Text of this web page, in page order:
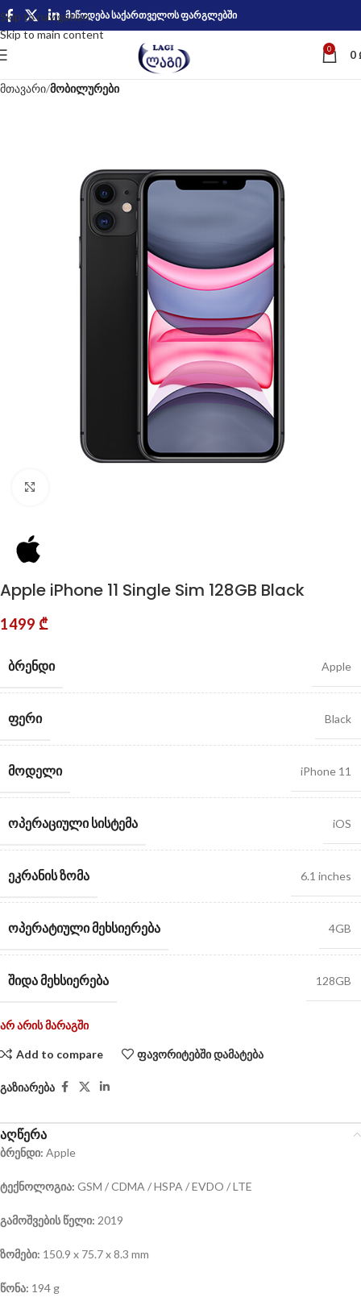
Skip to navigation
Skip to main content
მიწოდება საქართველოს ფარგლებში
0 0
მთავარი მობილურები
Apple iPhone 11 Single Sim 128GB Black
1499 ₾
ᲑᲠᲔᲜᲓᲘ Apple
ᲤᲔᲠᲘ Black
ᲛᲝᲓᲔᲚᲘ iPhone 11
ᲝᲞᲔᲠᲐᲪᲘᲣᲚᲘ ᲡᲘᲡᲢᲔᲛᲐ iOS
ᲔᲙᲠᲐᲜᲘᲡ ᲖᲝᲛᲐ 6.1 inches
ᲝᲞᲔᲠᲐᲢᲘᲣᲚᲘ ᲛᲔᲮᲡᲘᲔᲠᲔᲑᲐ 4GB
ᲨᲘᲓᲐ ᲛᲔᲮᲡᲘᲔᲠᲔᲑᲐ 128GB
არ არის მარაგში
Add to compare ფავორიტებში დამატება
გაზიარება
აღწერა
ბრენდი: Apple
ტექნოლოგია: GSM / CDMA / HSPA / EVDO / LTE
გამოშვების წელი: 2019
ზომები: 150.9 x 75.7 x 8.3 mm
წონა: 194 g